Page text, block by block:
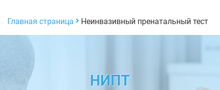
Главная страница Неинвазивный пренатальный тест
НИПТ